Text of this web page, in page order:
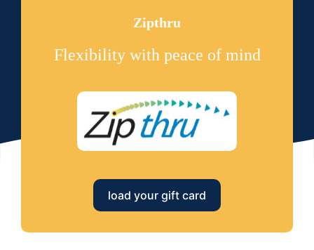
Zipthru
Flexibility with peace of mind
load your gift card